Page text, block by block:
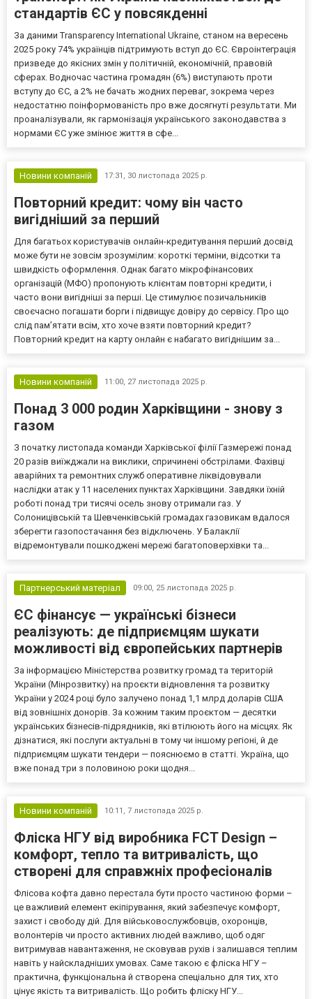
стандартів ЄС у повсякденні
За даними Transparency International Ukraine, станом на вересень
2025 року 74% українців підтримують вступ до ЄС. Євроінтеграція
призведе до якісних змін у політичній, економічній, правовій
сферах. Водночас частина громадян (6%) виступають проти
вступу до ЄС, а 2% не бачать жодних переваг, зокрема через
недостатню поінформованість про вже досягнуті результати. Ми
проаналізували, як гармонізація українського законодавства з
нормами ЄС уже змінює життя в сфе...
Новини компаній 17:31, 30 листопада 2025 р.
Повторний кредит: чому він часто
вигідніший за перший
Для багатьох користувачів онлайн-кредитування перший досвід
може бути не зовсім зрозумілим: короткі терміни, відсотки та
швидкість оформлення. Однак багато мікрофінансових
організацій (МФО) пропонують клієнтам повторні кредити, і
часто вони вигідніші за перші. Це стимулює позичальників
своєчасно погашати борги і підвищує довіру до сервісу. Про що
слід пам’ятати всім, хто хоче взяти повторний кредит?
Повторний кредит на карту онлайн є набагато вигіднішим за...
Новини компаній 11:00, 27 листопада 2025 р.
Понад 3 000 родин Харківщини - знову з
газом
З початку листопада команди Харківської філії Газмережі понад
20 разів виїжджали на виклики, спричинені обстрілами. Фахівці
аварійних та ремонтних служб оперативне ліквідовували
наслідки атак у 11 населених пунктах Харківщини. Завдяки їхній
роботі понад три тисячі осель знову отримали газ. У
Солоницівській та Шевченківській громадах газовикам вдалося
зберегти газопостачання без відключень. У Балаклії
відремонтували пошкоджені мережі багатоповерхівки та...
Партнерський матеріал 09:00, 25 листопада 2025 р.
ЄС фінансує — українські бізнеси
реалізують: де підприємцям шукати
можливості від європейських партнерів
За інформацією Міністерства розвитку громад та територій
України (Мінрозвитку) на проєкти відновлення та розвитку
України у 2024 році було залучено понад 1,1 млрд доларів США
від зовнішніх донорів. За кожним таким проєктом — десятки
українських бізнесів-підрядників, які втілюють його на місцях. Як
дізнатися, які послуги актуальні в тому чи іншому регіоні, й де
підприємцям шукати тендери — пояснюємо в статті. Україна, що
вже понад три з половиною роки щодня...
Новини компаній 10:11, 7 листопада 2025 р.
Фліска НГУ від виробника FCT Design –
комфорт, тепло та витривалість, що
створені для справжніх професіоналів
Флісова кофта давно перестала бути просто частиною форми –
це важливий елемент екіпірування, який забезпечує комфорт,
захист і свободу дій. Для військовослужбовців, охоронців,
волонтерів чи просто активних людей важливо, щоб одяг
витримував навантаження, не сковував рухів і залишався теплим
навіть у найскладніших умовах. Саме такою є фліска НГУ –
практична, функціональна й створена спеціально для тих, хто
цінує якість та витривалість. Що робить фліску НГУ...